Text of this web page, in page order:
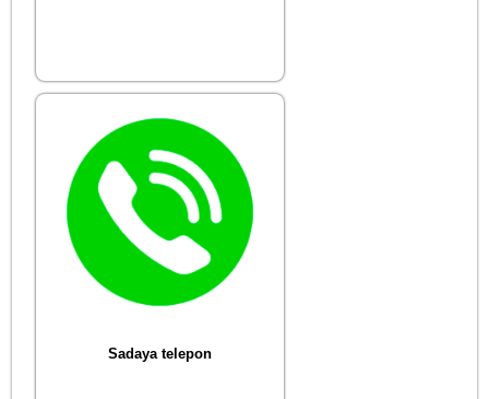
Sadaya telepon